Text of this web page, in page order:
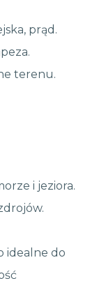
prąd.
terenu.
i jeziora.
idealne do